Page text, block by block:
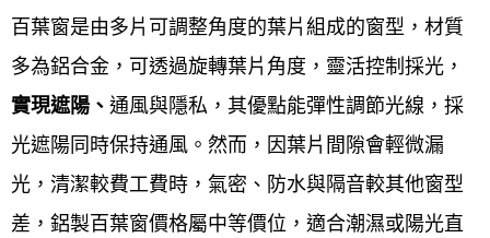
約、備料製作、現場安裝、驗收清潔，以及最後的售
後保固服務。 此流程確保從客戶需求到完工驗收，每
個環節都有專人負責與跟進，以提供客製化且符合需
求的產品與服務。
台北中山區鋁門窗服務流程細項
百葉窗是由多片可調整角度的葉片組成的窗型，材質
多為鋁合金，可透過旋轉葉片角度，靈活控制採光，
實現遮陽、 通風與隱私，其優點能彈性調節光線，採
光遮陽同時保持通風。然而，因葉片間隙會輕微漏
光，清潔較費工費時，氣密、防水與隔音較其他窗型
差，鋁製百葉窗價格屬中等價位，適合潮濕或陽光直